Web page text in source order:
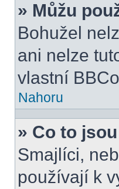
» Můžu
Bohužel
ani nelze
vlastní
Nahoru
» Co to
Smajlíci,
používají k